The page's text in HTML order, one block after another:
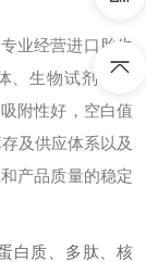
专业经营进口胎牛
、生物试剂、耗
附性好，空白值
及供应体系以及
产品质量的稳定
白质、多肽、核